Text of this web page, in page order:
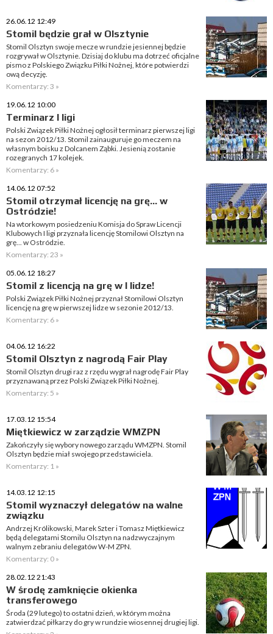
26.06.12 12:49
Stomil będzie grał w Olsztynie
Stomil Olsztyn swoje mecze w rundzie jesiennej będzie
rozgrywał w Olsztynie. Dzisiaj do klubu ma dotrzeć oficjalne
pismo z Polskiego Związku Piłki Nożnej, które potwierdzi
ową decyzję.
Komentarzy: 3 »
19.06.12 10:00
Terminarz I ligi
Polski Związek Piłki Nożnej ogłosił terminarz pierwszej ligi
na sezon 2012/13. Stomil zainauguruje go meczem na
własnym boisku z Dolcanem Ząbki. Jesienią zostanie
rozegranych 17 kolejek.
Komentarzy: 6 »
14.06.12 07:52
Stomil otrzymał licencję na grę... w
Ostródzie!
Na wtorkowym posiedzeniu Komisja do Spraw Licencji
Klubowych I ligi przyznała licencję Stomilowi Olsztyn na
grę... w Ostródzie.
Komentarzy: 23 »
05.06.12 18:27
Stomil z licencją na grę w I lidze!
Polski Związek Piłki Nożnej przyznał Stomilowi Olsztyn
licencję na grę w pierwszej lidze w sezonie 2012/13.
Komentarzy: 6 »
04.06.12 16:22
Stomil Olsztyn z nagrodą Fair Play
Stomil Olsztyn drugi raz z rzędu wygrał nagrodę Fair Play
przyznawaną przez Polski Związek Piłki Nożnej.
Komentarzy: 5 »
17.03.12 15:54
Miętkiewicz w zarządzie WMZPN
Zakończyły się wybory nowego zarządu WMZPN. Stomil
Olsztyn będzie miał swojego przedstawiciela.
Komentarzy: 1 »
14.03.12 12:15
Stomil wyznaczył delegatów na walne
związku
Andrzej Królikowski, Marek Szter i Tomasz Miętkiewicz
będą delegatami Stomilu Olsztyn na nadzwyczajnym
walnym zebraniu delegatów W-M ZPN.
Komentarzy: 0 »
28.02.12 21:43
W środę zamknięcie okienka
transferowego
Środa (29 lutego) to ostatni dzień, w którym można
zatwierdzać piłkarzy do gry w rundzie wiosennej drugiej ligi.